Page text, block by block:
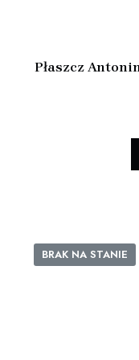
Płaszcz
BRAK NA STANIE